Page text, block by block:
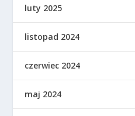
luty 2025
listopad 2024
czerwiec 2024
maj 2024